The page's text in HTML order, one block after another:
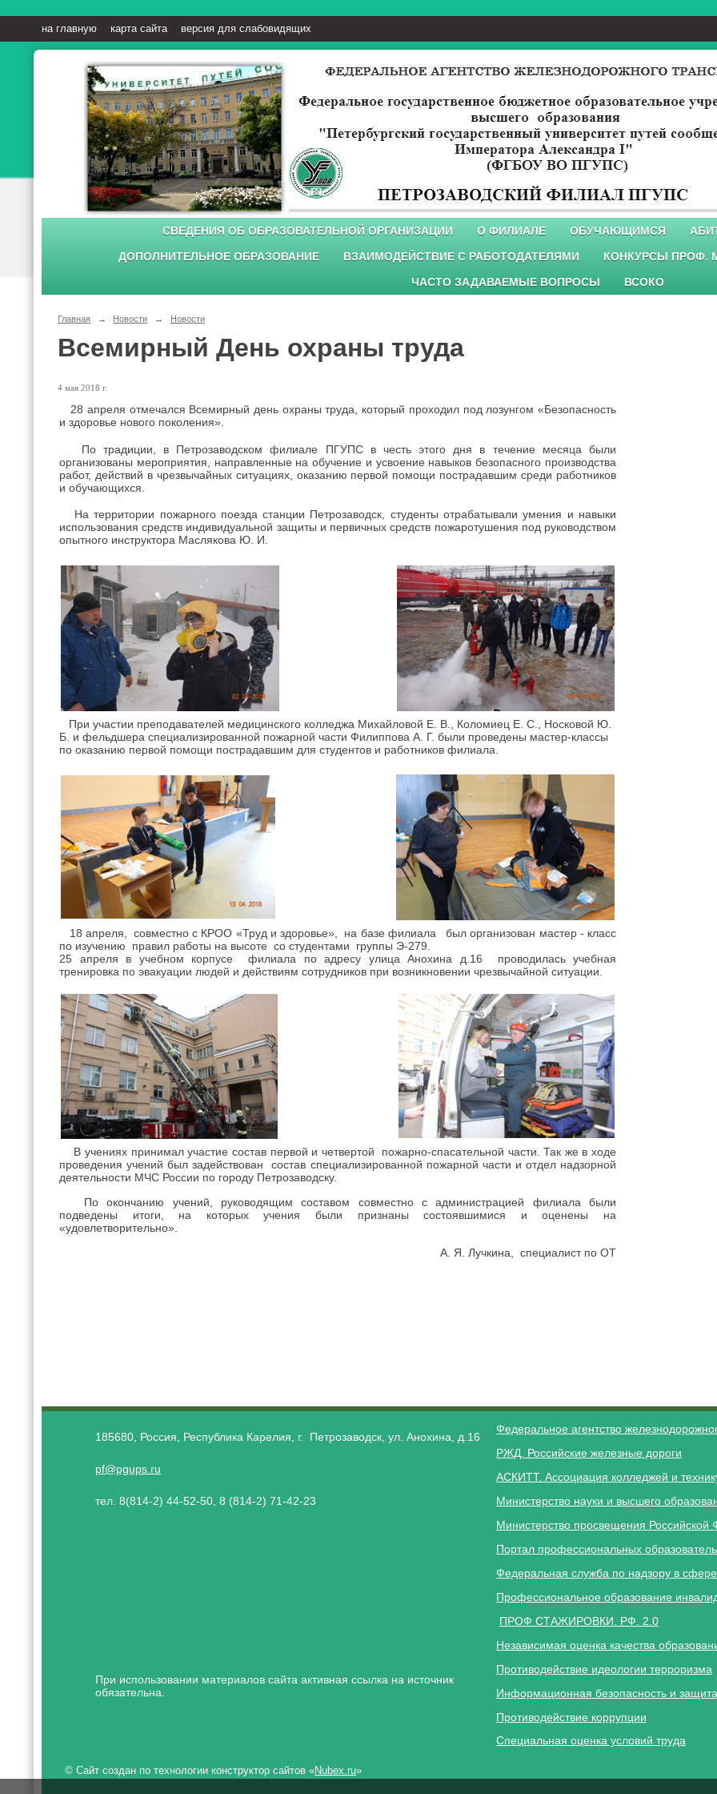
на главную карта сайта версия для слабовидящих
СВЕДЕНИЯ ОБ ОБРАЗОВАТЕЛЬНОЙ ОРГАНИЗАЦИИ О ФИЛИАЛЕ ОБУЧАЮЩИМСЯ
ДОПОЛНИТЕЛЬНОЕ ОБРАЗОВАНИЕ ВЗАИМОДЕЙСТВИЕ С РАБОТОДАТЕЛЯМИ КОНКУРСЫ ПРОФ.
ЧАСТО ЗАДАВАЕМЫЕ ВОПРОСЫ ВСОКО
Главная → Новости → Новости
Всемирный День охраны труда
4 мая 2018 г.
28 апреля отмечался Всемирный день охраны труда, который проходил под лозунгом «Безопасность
и здоровье нового поколения».
По традиции, в Петрозаводском филиале ПГУПС в честь этого дня в течение месяца были
организованы мероприятия, направленные на обучение и усвоение навыков безопасного производства
работ, действий в чрезвычайных ситуациях, оказанию первой помощи пострадавшим среди работников
и обучающихся.
На территории пожарного поезда станции Петрозаводск, студенты отрабатывали умения и навыки
использования средств индивидуальной защиты и первичных средств пожаротушения под руководством
опытного инструктора Маслякова Ю. И.
При участии преподавателей медицинского колледжа Михайловой Е. В., Коломиец Е. С., Носковой Ю.
Б. и фельдшера специализированной пожарной части Филиппова А. Г. были проведены мастер-классы
по оказанию первой помощи пострадавшим для студентов и работников филиала.
18 апреля, совместно с КРОО «Труд и здоровье», на базе филиала был организован мастер - класс
по изучению правил работы на высоте со студентами группы Э-279.
25 апреля в учебном корпусе филиала по адресу улица Анохина д.16 проводилась учебная
тренировка по эвакуации людей и действиям сотрудников при возникновении чрезвычайной ситуации.
В учениях принимал участие состав первой и четвертой пожарно-спасательной части. Так же в ходе
проведения учений был задействован состав специализированной пожарной части и отдел надзорной
деятельности МЧС России по городу Петрозаводску.
По окончанию учений, руководящим составом совместно с администрацией филиала были
подведены итоги, на которых учения были признаны состоявшимися и оценены на
«удовлетворительно».
А. Я. Лучкина, специалист по ОТ
185680, Россия, Республика Карелия, г. Петрозаводск, ул. Анохина, д.16
Федеральное агентство
РЖД. Российские железные дороги
АСКИТТ. Ассоциация колледжей и
Министерство науки и высшего
Министерство просвещения Российской
Портал профессиональных
Федеральная служба по надзору в
Профессиональное образование
ПРОФ СТАЖИРОВКИ. РФ. 2.0
Независимая оценка качества
Противодействие идеологии терроризма
Информационная безопасность и
Противодействие коррупции
Специальная оценка условий труда
pf@pgups.ru
тел. 8(814-2) 44-52-50, 8 (814-2) 71-42-23
При использовании материалов сайта активная ссылка на источник
обязательна.
© Сайт создан по технологии конструктор сайтов «Nubex.ru»